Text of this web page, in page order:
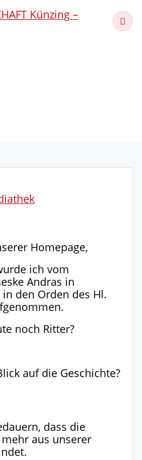
to
Homepage,
ich vom
Andras in
den Orden des Hl.
noch Ritter?
auf die Geschichte?
dass die
aus unserer